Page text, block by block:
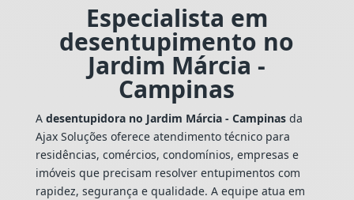
Especialista em
desentupimento no
Jardim Márcia -
Campinas
A desentupidora no Jardim Márcia - Campinasda
Ajax Soluções oferece atendimento técnico para
residências, comércios, condomínios, empresas e
imóveis que precisam resolver entupimentos com
rapidez, segurança e qualidade. A equipe atua em